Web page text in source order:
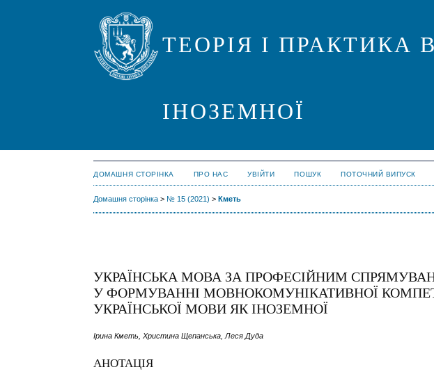
ТЕОРІЯ І ПРАКТИКА
ІНОЗЕМНОЇ
ДОМАШНЯ СТОРІНКА ПРО НАС УВІЙТИ ПОШУК ПОТОЧНИЙ ВИПУСК
Домашня сторінка > № 15 (2021) >Кметь
УКРАЇНСЬКА МОВА ЗА ПРОФЕСІЙНИМ
У ФОРМУВАННІ МОВНОКОМУНІКАТИВНОЇ
УКРАЇНСЬКОЇ МОВИ ЯК ІНОЗЕМНОЇ
Ірина Кметь, Христина Щепанська, Леся Дуда
АНОТАЦІЯ